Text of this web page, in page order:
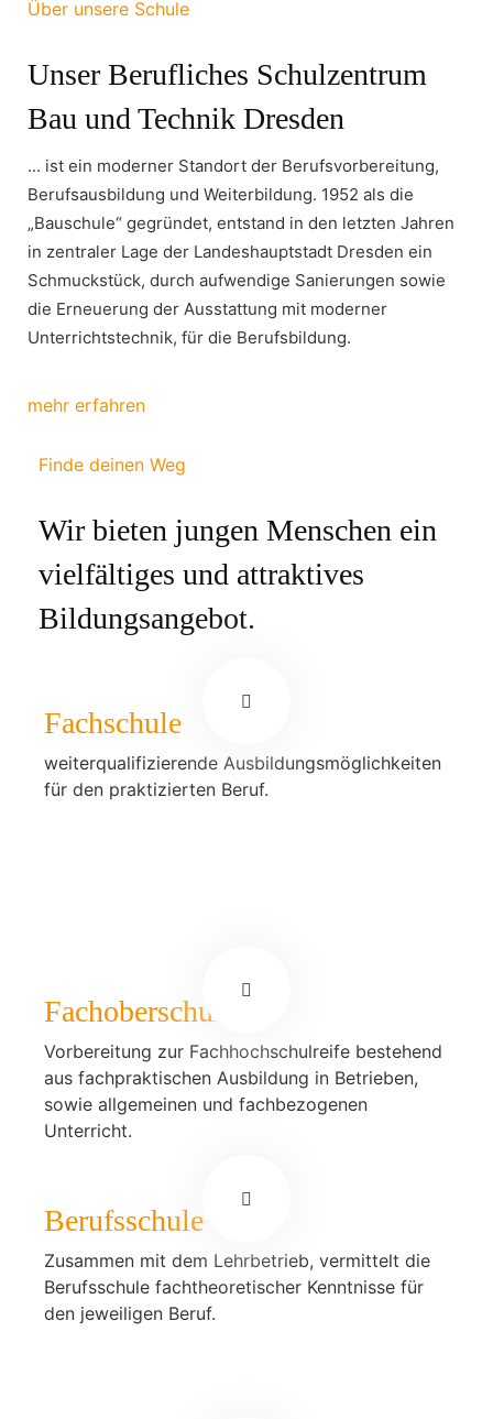
Über unsere Schule
Unser Berufliches Schulzentrum
Bau und Technik Dresden
... ist ein moderner Standort der Berufsvorbereitung,
Berufsausbildung und Weiterbildung. 1952 als die
„Bauschule“ gegründet, entstand in den letzten Jahren
in zentraler Lage der Landeshauptstadt Dresden ein
Schmuckstück, durch aufwendige Sanierungen sowie
die Erneuerung der Ausstattung mit moderner
Unterrichtstechnik, für die Berufsbildung.
mehr erfahren
Finde deinen Weg
Wir bieten jungen Menschen ein
vielfältiges und attraktives
Bildungsangebot.
Fachschule
weiterqualifizierende Ausbildungsmöglichkeiten
für den praktizierten Beruf.
Fachoberschule
Vorbereitung zur Fachhochschulreife bestehend
aus fachpraktischen Ausbildung in Betrieben,
sowie allgemeinen und fachbezogenen
Unterricht.
Berufsschule
Zusammen mit dem Lehrbetrieb, vermittelt die
Berufsschule fachtheoretischer Kenntnisse für
den jeweiligen Beruf.